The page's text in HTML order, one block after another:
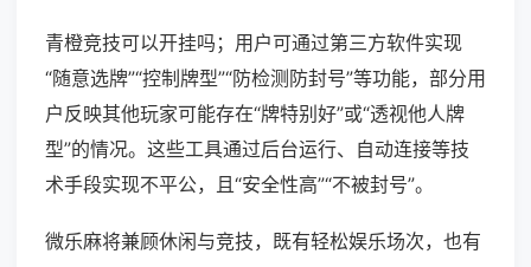
青橙竞技可以开挂吗；用户可通过第三方软件实现
“随意选牌”“控制牌型”“防检测防封号”等功能，部分用
户反映其他玩家可能存在“牌特别好”或“透视他人牌
型”的情况。这些工具通过后台运行、自动连接等技
术手段实现不平公，且“安全性高”“不被封号”。
微乐麻将兼顾休闲与竞技，既有轻松娱乐场次，也有